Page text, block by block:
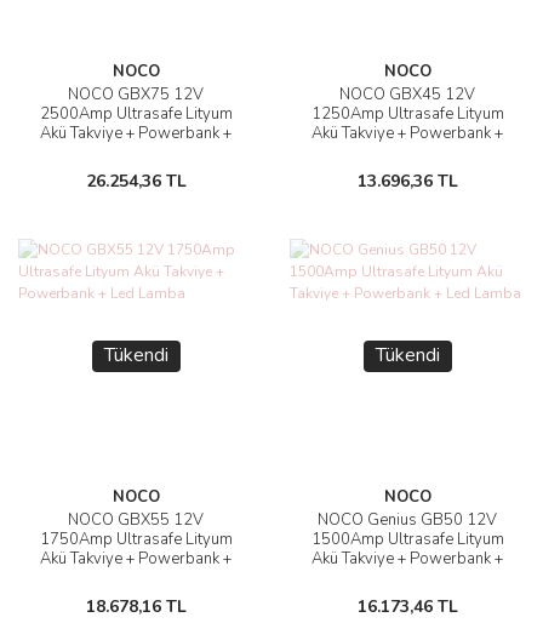
NOCO
NOCO GBX75 12V
2500Amp Ultrasafe Lityum
Akü Takviye + Powerbank +
26.254,36 TL
NOCO
NOCO GBX45 12V
1250Amp Ultrasafe Lityum
Akü Takviye + Powerbank +
13.696,36 TL
Tükendi
NOCO
NOCO GBX55 12V
1750Amp Ultrasafe Lityum
Akü Takviye + Powerbank +
18.678,16 TL
Tükendi
NOCO
NOCO Genius GB50 12V
1500Amp Ultrasafe Lityum
Akü Takviye + Powerbank +
16.173,46 TL